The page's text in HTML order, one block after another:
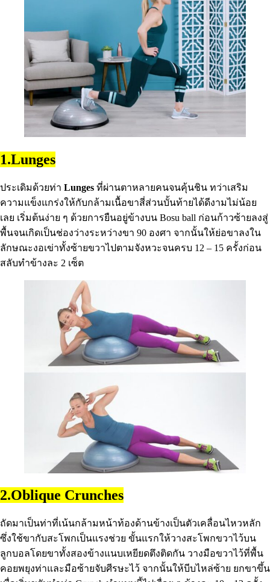
1.Lunges
ประเดิมด้วยท่า Lunges ที่ผ่านตาหลายคนจนคุ้นชิน ทว่าเสริม
ความแข็งแกร่งให้กับกล้ามเนื้อขาสี่ส่วนบั้นท้ายได้ดีงามไม่น้อย
เลย เริ่มต้นง่าย ๆ ด้วยการยืนอยู่ข้างบน Bosu ball ก่อนก้าวซ้ายลงสู่
พื้นจนเกิดเป็นช่องว่างระหว่างขา 90 องศา จากนั้นให้ย่อขาลงใน
ลักษณะงอเข่าทั้งซ้ายขวาไปตามจังหวะจนครบ 12 – 15 ครั้งก่อน
สลับทำข้างละ 2 เซ็ต
2.Oblique Crunches
ถัดมาเป็นท่าที่เน้นกล้ามหน้าท้องด้านข้างเป็นตัวเคลื่อนไหวหลัก
ซึ่งใช้ขากับสะโพกเป็นแรงช่วย ขั้นแรกให้วางสะโพกขวาไว้บน
ลูกบอลโดยขาทั้งสองข้างแนบเหยียดตึงติดกัน วางมือขวาไว้ที่พื้น
คอยพยุงท่าและมือซ้ายจับศีรษะไว้ จากนั้นให้บีบไหล่ซ้าย ยกขาขึ้น